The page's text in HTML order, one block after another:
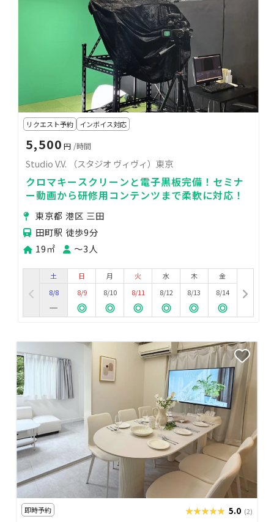
リクエスト予約 インボイス対応
5,500 円 /時間
Studio V.V. （スタジオ ヴィヴィ）東京
クロマキースクリーンと電子黒板完備！セミナ
ー動画から研修用コンテンツまで柔軟に対応！
東京都 港区 三田
田町駅 徒歩9分
19㎡
〜3人
土
8/8
日
8/9
月
8/10
火
8/11
水
8/12
木
8/13
金
8/14
即時予約 ★★★★★
★★★★★ 5.0 (2)